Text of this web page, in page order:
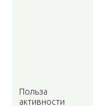
Польза
активности